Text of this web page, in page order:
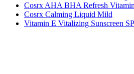
Cosrx AHA BHA Refresh
Cosrx Calming Liquid Mild
Vitamin E Vitalizing Sunscreen